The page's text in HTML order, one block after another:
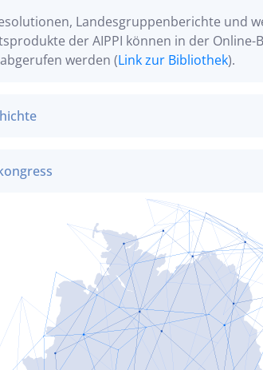
Landesgruppenberichte und
der AIPPI können in der Online-
abgerufen werden (Link zur Bibliothek).